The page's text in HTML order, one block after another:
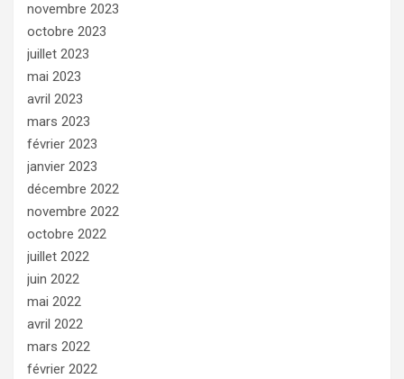
novembre 2023
octobre 2023
juillet 2023
mai 2023
avril 2023
mars 2023
février 2023
janvier 2023
décembre 2022
novembre 2022
octobre 2022
juillet 2022
juin 2022
mai 2022
avril 2022
mars 2022
février 2022